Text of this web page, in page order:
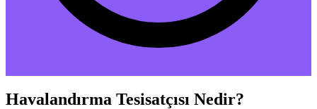
Havalandırma Tesisatçısı Nedir?